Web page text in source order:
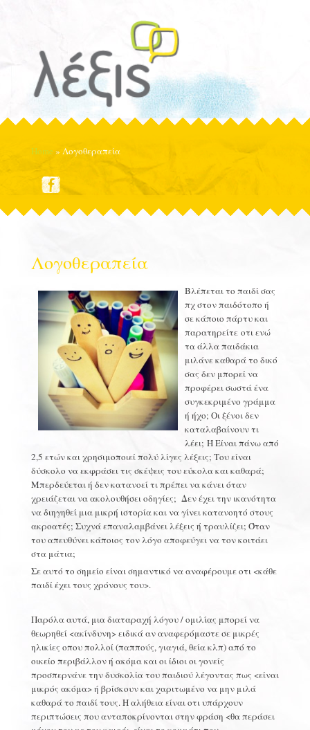
Home » Λογοθεραπεία
Λογοθεραπεία
Βλέπεται το παιδί σας
πχ στον παιδότοπο ή
σε κάποιο πάρτυ και
παρατηρείτε οτι ενώ
τα άλλα παιδάκια
μιλάνε καθαρά το δικό
σας δεν μπορεί να
προφέρει σωστά ένα
συγκεκριμένο γράμμα
ή ήχο; Οι ξένοι δεν
καταλαβαίνουν τι
λέει; Ή Είναι πάνω από
2,5 ετών και χρησιμοποιεί πολύ λίγες λέξεις; Του είναι
δύσκολο να εκφράσει τις σκέψεις του εύκολα και καθαρά;
Μπερδεύεται ή δεν κατανοεί τι πρέπει να κάνει όταν
χρειάζεται να ακολουθήσει οδηγίες; Δεν έχει την ικανότητα
να διηγηθεί μια μικρή ιστορία και να γίνει κατανοητό στους
ακροατές; Συχνά επαναλαμβάνει λέξεις ή τραυλίζει; Όταν
του απευθύνει κάποιος τον λόγο αποφεύγει να τον κοιτάει
στα μάτια;
Σε αυτό το σημείο είναι σημαντικό να αναφέρουμε οτι <κάθε
παιδί έχει τους χρόνους του>.
Παρόλα αυτά, μια διαταραχή λόγου / ομιλίας μπορεί να
θεωρηθεί <ακίνδυνη> ειδικά αν αναφερόμαστε σε μικρές
ηλικίες οπου πολλοί (παππούς, γιαγιά, θεία κλπ) από το
οικείο περιβάλλον ή ακόμα και οι ίδιοι οι γονείς
προσπερνάνε την δυσκολία του παιδιού λέγοντας πως <είναι
μικρός ακόμα> ή βρίσκουν και χαριτωμένο να μην μιλά
καθαρά το παιδί τους.Η αλήθεια είναι οτι υπάρχουν
περιπτώσεις που ανταποκρίνονται στην φράση <θα περάσει